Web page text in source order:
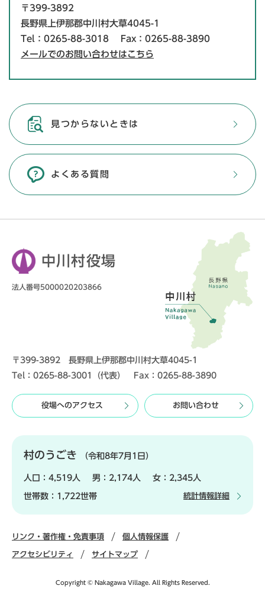
〒399-3892
長野県上伊那郡中川村大草4045-1
Tel：0265-88-3018
Fax：0265-88-3890
メールでのお問い合わせはこちら
見つからないときは
よくある質問
中川村役場
法人番号5000020203866
〒399-3892 長野県上伊那郡中川村大草4045-1
Tel：0265-88-3001（代表） Fax：0265-88-3890
役場へのアクセス お問い合わせ
村のうごき （令和8年7月1日）
人口： 4,519人 男： 2,174人 女： 2,345人
世帯数： 1,722世帯 統計情報詳細
リンク・著作権・免責事項 個人情報保護
アクセシビリティ サイトマップ
Copyright © Nakagawa Village. All Rights Reserved.